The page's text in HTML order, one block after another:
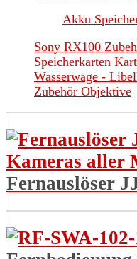
Akku
Sony RX100
Speicherkarten
Wasserwage -
Zubehör Objektive
Fernauslöser